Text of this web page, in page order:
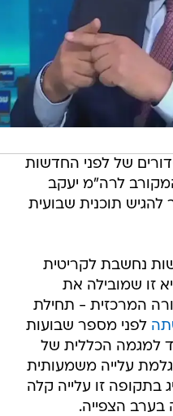
של לפני החדשות
המקורב לרה"מ יעקב
להגיש תוכנית שבועית
החדשות נחשבת לקריטית
זו שמובילה את
המרכזית - תחילת
לפני מספר שבועות
למגמה הכללית של
עלייה משמעותית
בתקופה זו עלייה קלה
בערב הצפייה.